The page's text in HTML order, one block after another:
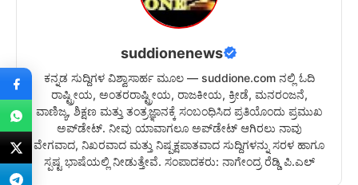
suddionenews
ಕನ್ನಡ ಸುದ್ದಿಗಳ ವಿಶ್ವಾಸಾರ್ಹ ಮೂಲ — suddione.com ನಲ್ಲಿ ಓದಿ
ರಾಷ್ಟ್ರೀಯ, ಅಂತರರಾಷ್ಟ್ರೀಯ, ರಾಜಕೀಯ, ಕ್ರೀಡೆ, ಮನರಂಜನೆ,
ವಾಣಿಜ್ಯ, ಶಿಕ್ಷಣ ಮತ್ತು ತಂತ್ರಜ್ಞಾನಕ್ಕೆ ಸಂಬಂಧಿಸಿದ ಪ್ರತಿಯೊಂದು ಪ್ರಮುಖ
ಅಪ್‌ಡೇಟ್. ನೀವು ಯಾವಾಗಲೂ ಅಪ್‌ಡೇಟ್ ಆಗಿರಲು ನಾವು
ವೇಗವಾದ, ನಿಖರವಾದ ಮತ್ತು ನಿಷ್ಪಕ್ಷಪಾತವಾದ ಸುದ್ದಿಗಳನ್ನು ಸರಳ ಹಾಗೂ
ಸ್ಪಷ್ಟ ಭಾಷೆಯಲ್ಲಿ ನೀಡುತ್ತೇವೆ. ಸಂಪಾದಕರು: ನಾಗೇಂದ್ರ ರೆಡ್ಡಿ ಪಿ.ಎಲ್